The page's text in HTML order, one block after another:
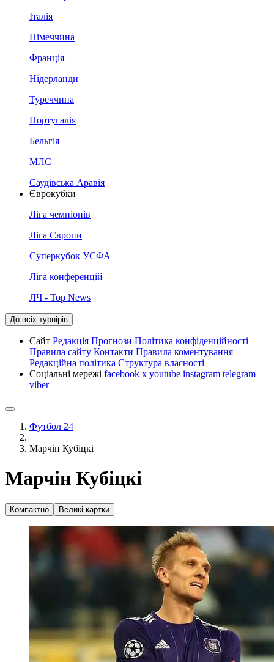
Італія
Німеччина
Франція
Нідерланди
Туреччина
Португалія
Бельгія
МЛС
Саудівська Аравія
Єврокубки
Ліга чемпіонів
Ліга Європи
Суперкубок УЄФА
Ліга конференцій
ЛЧ - Top News
До всіх турнірів
Сайт Редакція Прогнози Політика конфіденційності
Правила сайту Контакти Правила коментування
Редакційна політика Структура власності
Соціальні мережі facebook x youtube instagram telegram
viber
Футбол 24
Марчін Кубіцкі
Марчін Кубіцкі
Компактно Великі картки